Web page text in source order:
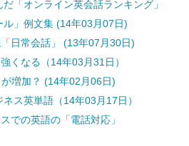
「オンライン英会話ランキング」
」例文集 (14年03月07日)
日常会話」 (13年07月30日)
くなる（14年03月31日）
増加？ (14年02月06日)
ス英単語（14年03月17日）
での英語の「電話対応」